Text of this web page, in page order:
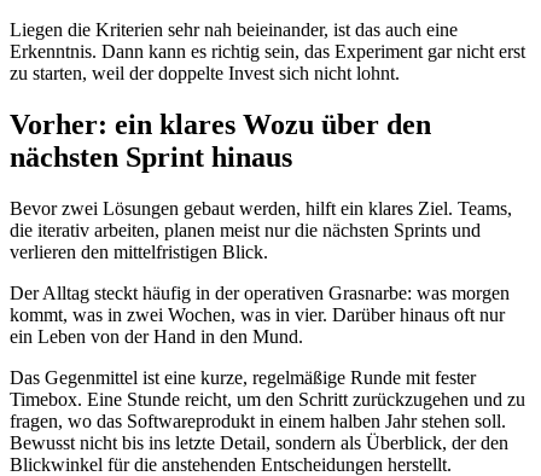
Liegen die Kriterien sehr nah beieinander, ist das auch eine
Erkenntnis. Dann kann es richtig sein, das Experiment gar nicht erst
zu starten, weil der doppelte Invest sich nicht lohnt.
Vorher: ein klares Wozu über den
nächsten Sprint hinaus
Bevor zwei Lösungen gebaut werden, hilft ein klares Ziel. Teams,
die iterativ arbeiten, planen meist nur die nächsten Sprints und
verlieren den mittelfristigen Blick.
Der Alltag steckt häufig in der operativen Grasnarbe: was morgen
kommt, was in zwei Wochen, was in vier. Darüber hinaus oft nur
ein Leben von der Hand in den Mund.
Das Gegenmittel ist eine kurze, regelmäßige Runde mit fester
Timebox. Eine Stunde reicht, um den Schritt zurückzugehen und zu
fragen, wo das Softwareprodukt in einem halben Jahr stehen soll.
Bewusst nicht bis ins letzte Detail, sondern als Überblick, der den
Blickwinkel für die anstehenden Entscheidungen herstellt.